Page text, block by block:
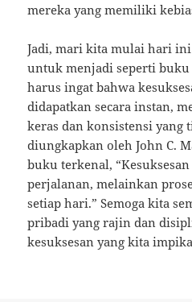
mereka yang memiliki
Jadi, mari kita mulai hari
untuk menjadi seperti
harus ingat bahwa
didapatkan secara instan,
keras dan konsistensi yang
diungkapkan oleh John C.
buku terkenal,
perjalanan, melainkan
setiap hari.” Semoga kita
pribadi yang rajin dan
kesuksesan yang kita